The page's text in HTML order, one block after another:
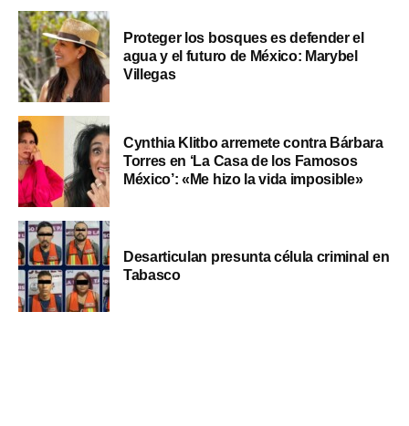
Proteger los bosques es defender el
agua y el futuro de México: Marybel
Villegas
Cynthia Klitbo arremete contra Bárbara
Torres en ‘La Casa de los Famosos
México’: «Me hizo la vida imposible»
Desarticulan presunta célula criminal en
Tabasco